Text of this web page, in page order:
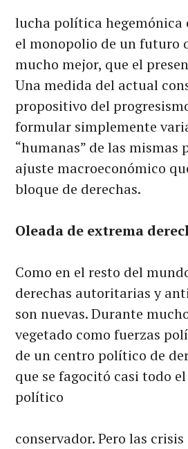
lucha política hegemónica
el monopolio de un futuro
mucho mejor, que el
Una medida del actual
propositivo del
formular simplemente
“humanas” de las mismas
ajuste macroeconómico
bloque de derechas.
Oleada de extrema
Como en el resto del
derechas autoritarias y
son nuevas. Durante
vegetado como fuerzas
de un centro político de
que se fagocitó casi todo
político
conservador. Pero las